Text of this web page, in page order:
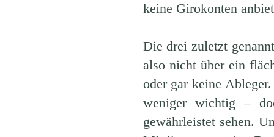
keine Girokonten
Die drei zuletzt
also nicht über ein
oder gar keine
weniger wichtig –
gewährleistet sehen.